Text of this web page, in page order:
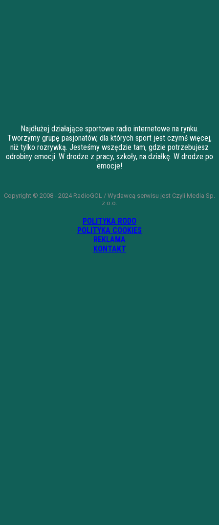
Najdłużej działające sportowe radio internetowe na rynku.
Tworzymy grupę pasjonatów, dla których sport jest czymś więcej,
niż tylko rozrywką. Jesteśmy wszędzie tam, gdzie potrzebujesz
odrobiny emocji. W drodze z pracy, szkoły, na działkę. W drodze po
emocje!
Copyright © 2008 - 2024 RadioGOL / Wydawcą serwisu jest Czyli Media Sp.
z o.o.
POLITYKA RODO
POLITYKA COOKIES
REKLAMA
KONTAKT